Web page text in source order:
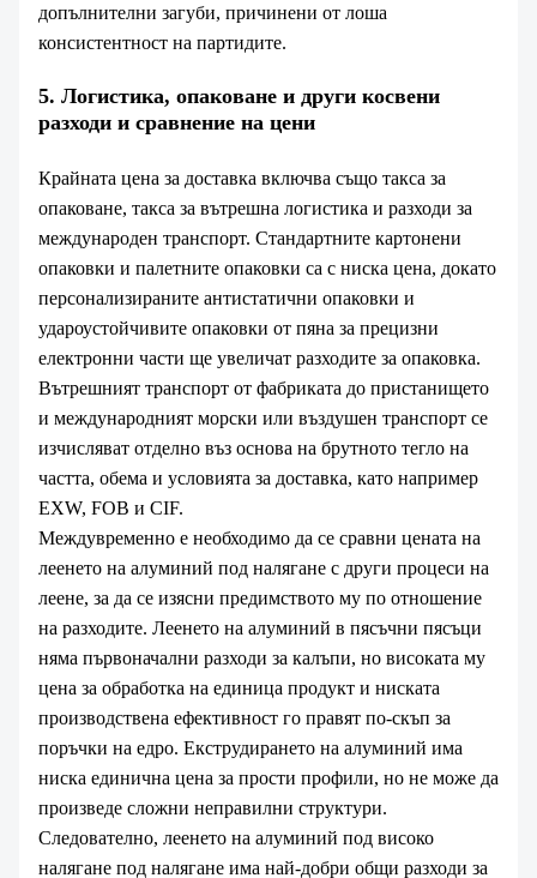
допълнителни загуби, причинени от лоша
консистентност на партидите.
5. Логистика, опаковане и други косвени
разходи и сравнение на цени
Крайната цена за доставка включва също такса за
опаковане, такса за вътрешна логистика и разходи за
международен транспорт. Стандартните картонени
опаковки и палетните опаковки са с ниска цена, докато
персонализираните антистатични опаковки и
удароустойчивите опаковки от пяна за прецизни
електронни части ще увеличат разходите за опаковка.
Вътрешният транспорт от фабриката до пристанището
и международният морски или въздушен транспорт се
изчисляват отделно въз основа на брутното тегло на
частта, обема и условията за доставка, като например
EXW, FOB и CIF.
Междувременно е необходимо да се сравни цената на
леенето на алуминий под налягане с други процеси на
леене, за да се изясни предимството му по отношение
на разходите. Леенето на алуминий в пясъчни пясъци
няма първоначални разходи за калъпи, но високата му
цена за обработка на единица продукт и ниската
производствена ефективност го правят по-скъп за
поръчки на едро. Екструдирането на алуминий има
ниска единична цена за прости профили, но не може да
произведе сложни неправилни структури.
Следователно, леенето на алуминий под високо
налягане под налягане има най-добри общи разходи за